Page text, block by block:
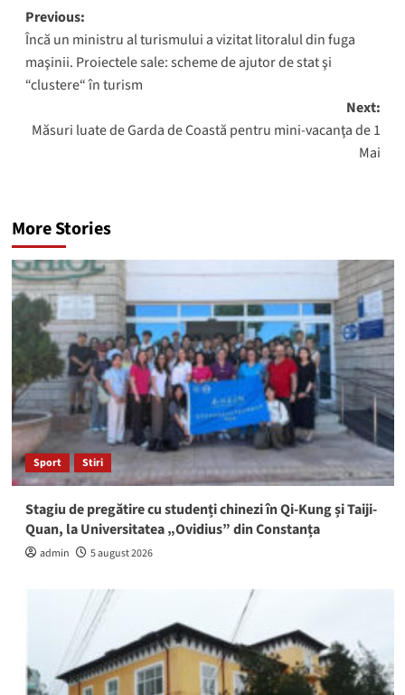
Post
navigation
Previous:
Încă un ministru al turismului a vizitat litoralul din fuga
maşinii. Proiectele sale: scheme de ajutor de stat şi
“clustere“ în turism
Next:
Măsuri luate de Garda de Coastă pentru mini-vacanţa de 1
Mai
More Stories
Sport Stiri
Stagiu de pregătire cu studenți chinezi în Qi-Kung și Taiji-
Quan, la Universitatea „Ovidius” din Constanța
admin 5 august 2026